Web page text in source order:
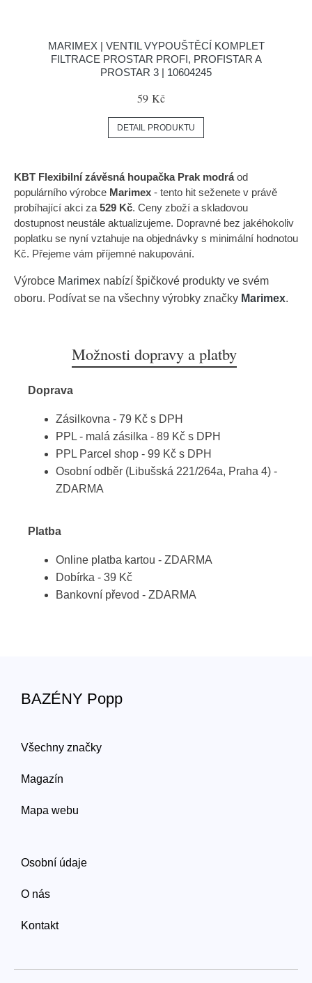
MARIMEX | VENTIL VYPOUŠTĚCÍ KOMPLET
FILTRACE PROSTAR PROFI, PROFISTAR A
PROSTAR 3 | 10604245
59 Kč
DETAIL PRODUKTU
KBT Flexibilní závěsná houpačka Prak modráod
populárního výrobce Marimex - tento hit seženete v právě
probíhající akci za 529 Kč. Ceny zboží a skladovou
dostupnost neustále aktualizujeme. Dopravné bez jakéhokoliv
poplatku se nyní vztahuje na objednávky s minimální hodnotou
Kč. Přejeme vám příjemné nakupování.
Výrobce Marimex nabízí špičkové produkty ve svém
oboru. Podívat se na všechny výrobky značky Marimex.
Možnosti dopravy a platby
Doprava
Zásilkovna - 79 Kč s DPH
PPL - malá zásilka - 89 Kč s DPH
PPL Parcel shop - 99 Kč s DPH
Osobní odběr (Libušská 221/264a, Praha 4) -
ZDARMA
Platba
Online platba kartou - ZDARMA
Dobírka - 39 Kč
Bankovní převod - ZDARMA
BAZÉNY Popp
Všechny značky
Magazín
Mapa webu
Osobní údaje
O nás
Kontakt